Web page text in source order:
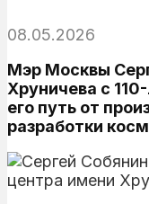
08.05.2026
Мэр Москвы
Хруничева с
его путь от
разработки